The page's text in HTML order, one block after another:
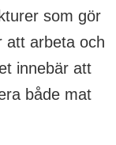
som gör
att arbeta och
innebär att
både mat